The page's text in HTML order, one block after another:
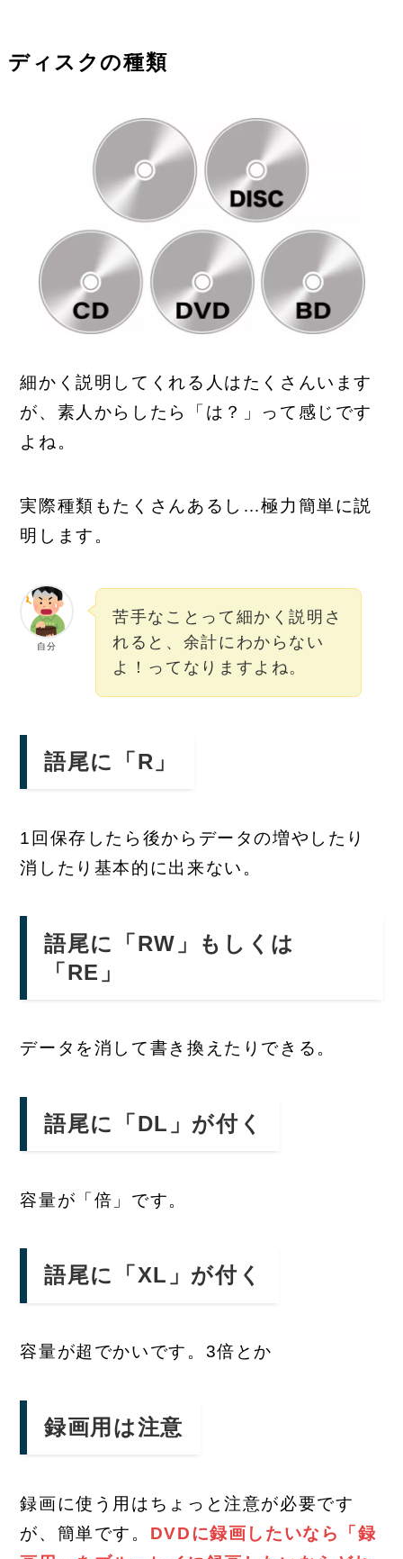
ディスクの種類
細かく説明してくれる人はたくさんいます
が、素人からしたら「は？」って感じです
よね。
実際種類もたくさんあるし…極力簡単に説
明します。
自分
苦手なことって細かく説明さ
れると、余計にわからない
よ！ってなりますよね。
語尾に「R」
1回保存したら後からデータの増やしたり
消したり基本的に出来ない。
語尾に「RW」もしくは
「RE」
データを消して書き換えたりできる。
語尾に「DL」が付く
容量が「倍」です。
語尾に「XL」が付く
容量が超でかいです。3倍とか
録画用は注意
録画に使う用はちょっと注意が必要です
が、簡単です。 DVDに録画したいなら「録